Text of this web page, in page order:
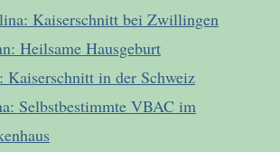
Kaiserschnitt bei Zwillingen
Heilsame Hausgeburt
Kaiserschnitt in der Schweiz
Selbstbestimmte VBAC im